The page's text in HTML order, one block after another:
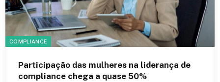
COMPLIANCE
Participação das mulheres na liderança de
compliance chega a quase 50%